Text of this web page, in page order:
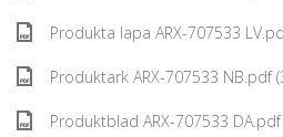
Produkta lapa ARX-707533
Produktark ARX-707533 NB.pdf
Produktblad ARX-707533 DA.pdf